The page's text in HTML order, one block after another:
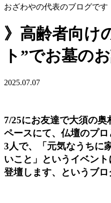
おざわやの代表のブログです
》高齢者向け
ト”でお墓の
2025.07.07
7/25にお友達で大須の
ペースにて、仏壇のプ
3人で、「元気なうちに
いこと」というイベン
登壇します、というブロ